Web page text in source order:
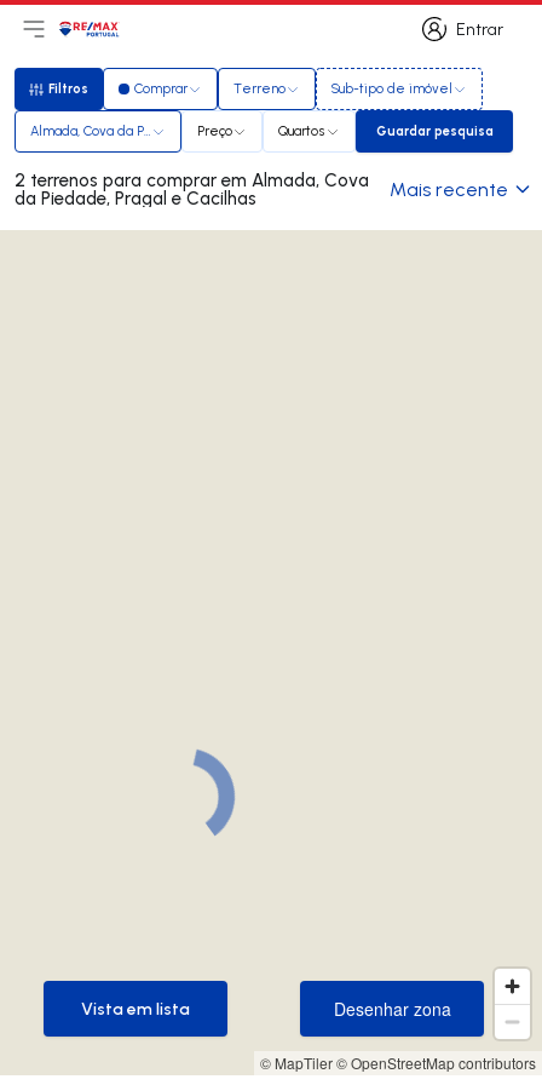
Entrar
Entrar
Abri menu principal
LogoIr para página inicial
Filtros
Filtros Comprar Terreno Sub-tipo de imóvel
Almada, Cova da Piedade, Pragal e Cacilhas
Preço Quartos Guardar
Guardar pesquisa
2 terrenos para comprar em Almada, Cova
da Piedade, Pragal e Cacilhas Mais recente
© MapTiler© OpenStreetMap contributors
Desenhar zona
Desenhar zona
Vista em lista
Vista em lista